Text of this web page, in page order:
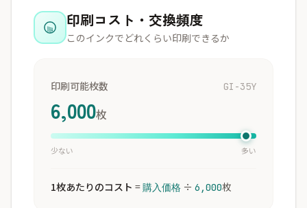
印刷コスト・交換頻度
このインクでどれくらい印刷できるか
印刷可能枚数
6,000枚
GI-35Y
少ない 多い
1枚あたりのコスト =購入価格 ÷ 6,000枚